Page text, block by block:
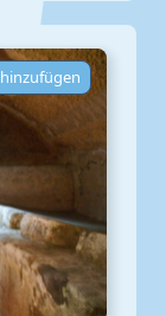
hinzufügen